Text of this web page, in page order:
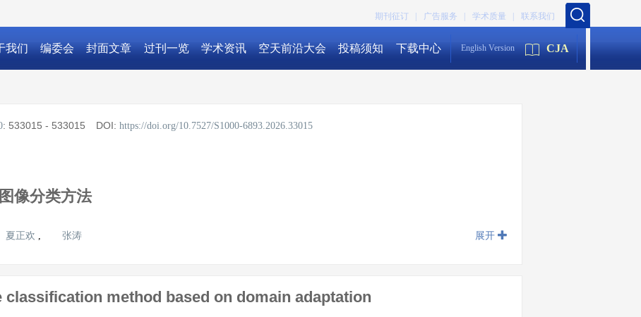
联系我们
学术质量 |
广告服务 |
期刊征订 |
我们 编委会 封面文章 过刊一览 学术资讯 空天前沿大会 投稿须知 下载中心 English Version CJA
: 533015 - 533015 DOI: https://doi.org/10.7527/S1000-6893.2026.33015
像分类方法
夏正欢 , 张涛 展开
classification method based on domain adaptation